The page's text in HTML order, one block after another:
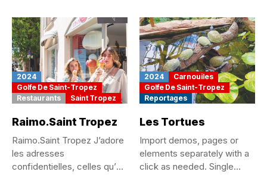
2024
Golfe De Saint-Tropez
Restaurants
Saint Tropez
Raimo.Saint Tropez
Raimo.Saint Tropez J’adore
les adresses
confidentielles, celles qu’on
2024
Carnouiles
Golfe De Saint-Tropez
Reportages
Les Tortues
Import demos, pages or
elements separately with a
click as needed. Single...